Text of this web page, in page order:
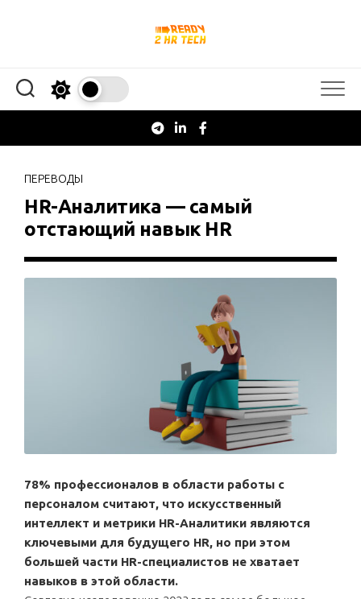
ПЕРЕВОДЫ
HR-Аналитика — самый
отстающий навык HR
78% профессионалов в области работы с
персоналом считают, что искусственный
интеллект и метрики HR-Аналитики являются
ключевыми для будущего HR, но при этом
большей части HR-специалистов не хватает
навыков в этой области.